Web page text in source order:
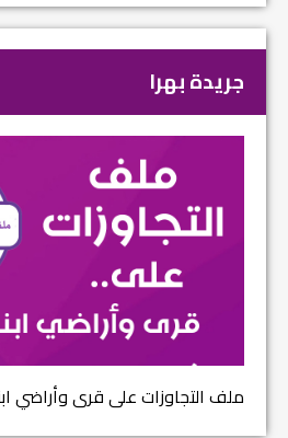
جريدة بهرا
ملف التجاوزات على قرى وأراضي